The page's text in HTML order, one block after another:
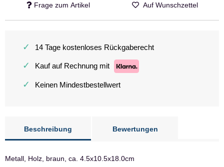
Frage zum Artikel Auf Wunschzettel
✓ 14 Tage kostenloses Rückgaberecht
✓ Kauf auf Rechnung mit
✓ Keinen Mindestbestellwert
Beschreibung Bewertungen
Metall, Holz, braun, ca. 4.5x10.5x18.0cm